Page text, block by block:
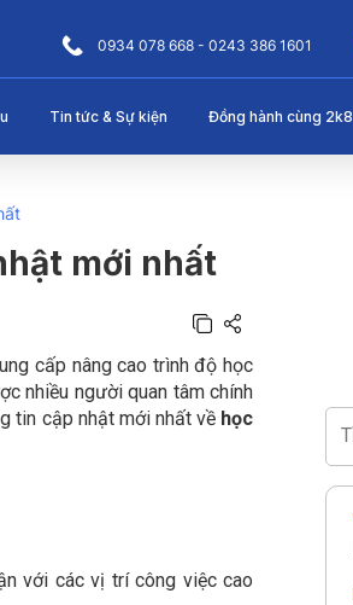
0934 078 668 - 0243 386 1601
Tin tức & Sự kiện Đồng hành cùng 2k8
mới nhất
cấp nâng cao trình độ học
nhiều người quan tâm chính
tin cập nhật mới nhất vềhọc
với các vị trí công việc cao